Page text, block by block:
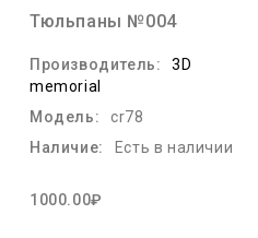
Тюльпаны №004
Производитель:
3D
memorial
Модель:
cr78
Наличие:
Есть в наличии
1000.00₽